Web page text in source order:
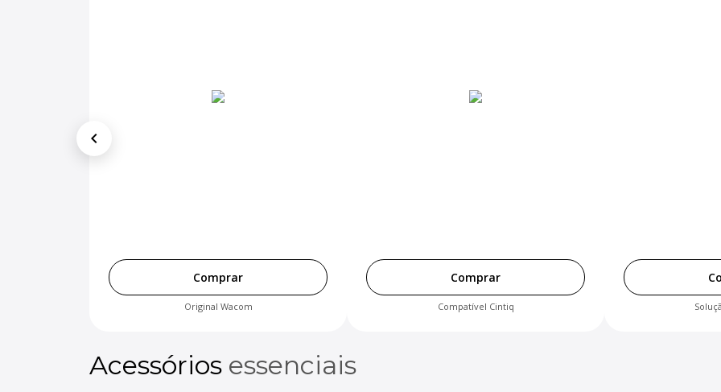
chevron_left
Comprar
Original Wacom
Comprar
Compatível Cintiq
Acessórios essenciais